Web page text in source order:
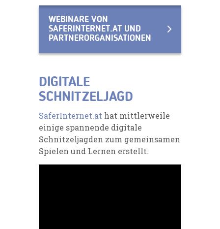
WEBINARE VON
SAFERINTERNET.AT UND
PARTNERORGANISATIONEN
DIGITALE
SCHNITZELJAGD
SaferInternet.at hat mittlerweile
einige spannende digitale
Schnitzeljagden zum gemeinsamen
Spielen und Lernen erstellt.